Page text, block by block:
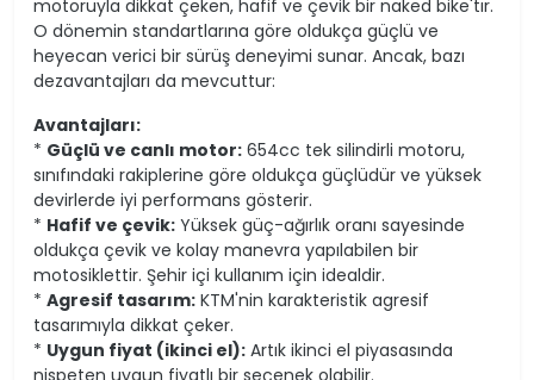
motoruyla dikkat çeken, hafif ve çevik bir naked bike'tır.
O dönemin standartlarına göre oldukça güçlü ve
heyecan verici bir sürüş deneyimi sunar. Ancak, bazı
dezavantajları da mevcuttur:
Avantajları:
* Güçlü ve canlı motor: 654cc tek silindirli motoru,
sınıfındaki rakiplerine göre oldukça güçlüdür ve yüksek
devirlerde iyi performans gösterir.
* Hafif ve çevik: Yüksek güç-ağırlık oranı sayesinde
oldukça çevik ve kolay manevra yapılabilen bir
motosiklettir. Şehir içi kullanım için idealdir.
* Agresif tasarım: KTM'nin karakteristik agresif
tasarımıyla dikkat çeker.
* Uygun fiyat (ikinci el): Artık ikinci el piyasasında